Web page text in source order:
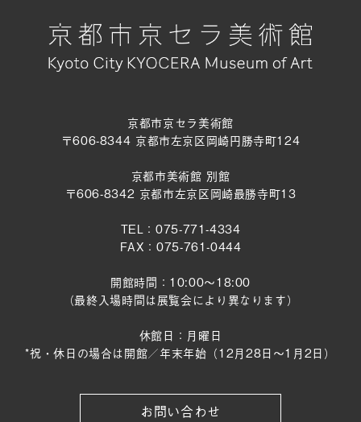
京都市京セラ美術館
〒606-8344 京都市左京区岡崎円勝寺町124
京都市美術館 別館
〒606-8342 京都市左京区岡崎最勝寺町13
TEL：075-771-4334
FAX：075-761-0444
開館時間：10:00～18:00
（最終入場時間は展覧会により異なります）
休館日：月曜日
*祝・休日の場合は開館／年末年始（12月28日〜1月2日）
お問い合わせ